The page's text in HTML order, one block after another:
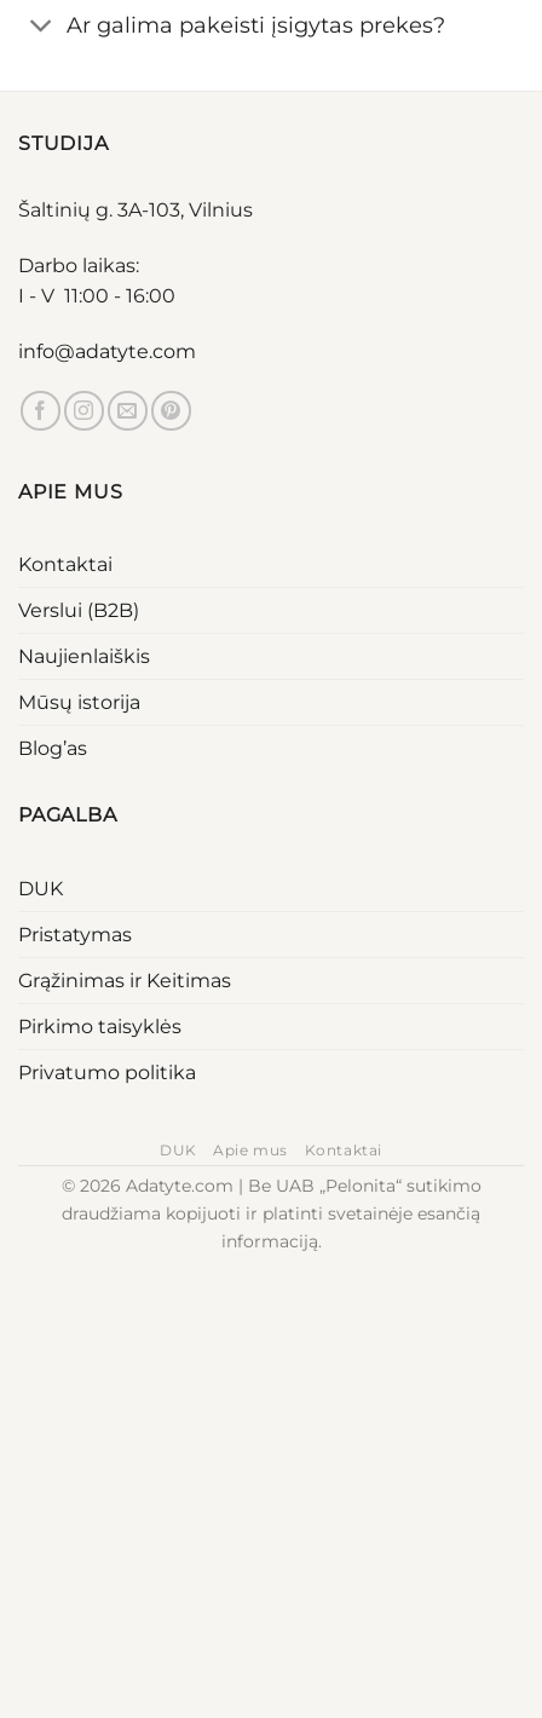
Ar galima pakeisti įsigytas prekes?
STUDIJA
Šaltinių g. 3A-103, Vilnius
Darbo laikas:
I - V 11:00 - 16:00
info@adatyte.com
APIE MUS
Kontaktai
Verslui (B2B)
Naujienlaiškis
Mūsų istorija
Blog’as
PAGALBA
DUK
Pristatymas
Grąžinimas ir Keitimas
Pirkimo taisyklės
Privatumo politika
DUK Apie mus Kontaktai
© 2026 Adatyte.com | Be UAB „Pelonita“ sutikimo
draudžiama kopijuoti ir platinti svetainėje esančią
informaciją.